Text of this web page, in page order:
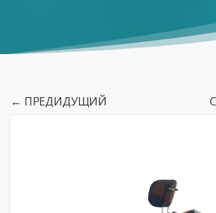
← ПРЕДИДУЩИЙ